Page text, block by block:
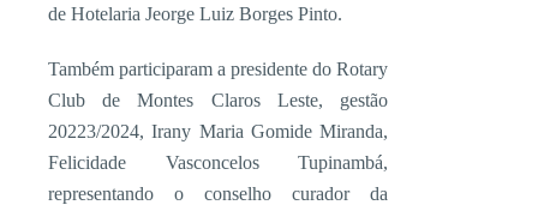
de Hotelaria Jeorge Luiz Borges Pinto.
Também participaram a presidente do Rotary
Club de Montes Claros Leste, gestão
20223/2024, Irany Maria Gomide Miranda,
Felicidade Vasconcelos Tupinambá,
representando o conselho curador da